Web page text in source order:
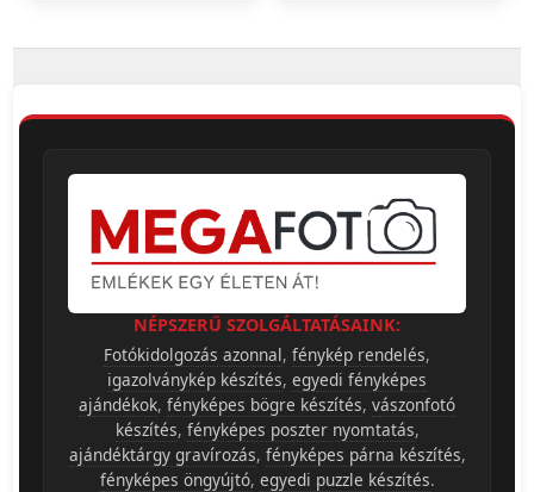
NÉPSZERŰ SZOLGÁLTATÁSAINK:
Fotókidolgozás azonnal, fénykép rendelés,
igazolványkép készítés, egyedi fényképes
ajándékok, fényképes bögre készítés, vászonfotó
készítés, fényképes poszter nyomtatás,
ajándéktárgy gravírozás, fényképes párna készítés,
fényképes öngyújtó, egyedi puzzle készítés.